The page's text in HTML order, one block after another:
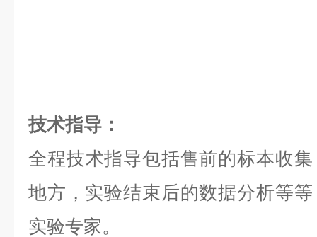
技术指导：
全程技术指导包括售前的标本收
地方，实验结束后的数据分析等
实验专家。